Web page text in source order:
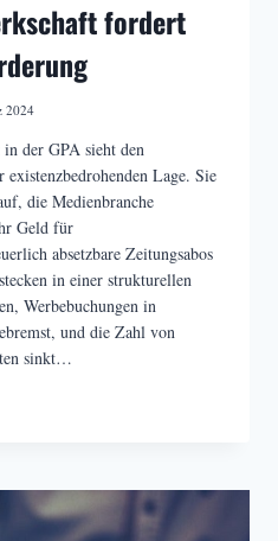
fordert
2024
der GPA sieht den
Lage. Sie
die Medienbranche
Geld für
absetzbare Zeitungsabos
in einer strukturellen
Werbebuchungen in
und die Zahl von
sinkt…